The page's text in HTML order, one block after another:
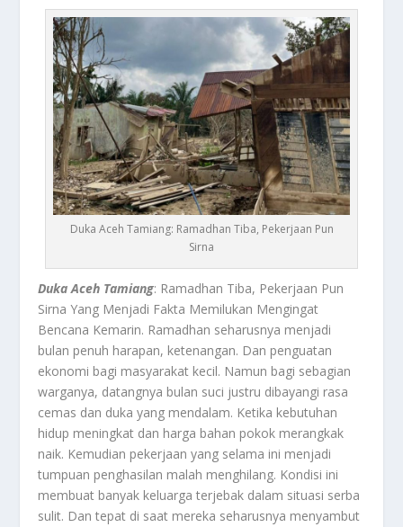
Duka Aceh Tamiang: Ramadhan Tiba, Pekerjaan Pun
Sirna
Duka Aceh Tamiang: Ramadhan Tiba, Pekerjaan Pun
Sirna Yang Menjadi Fakta Memilukan Mengingat
Bencana Kemarin. Ramadhan seharusnya menjadi
bulan penuh harapan, ketenangan. Dan penguatan
ekonomi bagi masyarakat kecil. Namun bagi sebagian
warganya, datangnya bulan suci justru dibayangi rasa
cemas dan duka yang mendalam. Ketika kebutuhan
hidup meningkat dan harga bahan pokok merangkak
naik. Kemudian pekerjaan yang selama ini menjadi
tumpuan penghasilan malah menghilang. Kondisi ini
membuat banyak keluarga terjebak dalam situasi serba
sulit. Dan tepat di saat mereka seharusnya menyambut